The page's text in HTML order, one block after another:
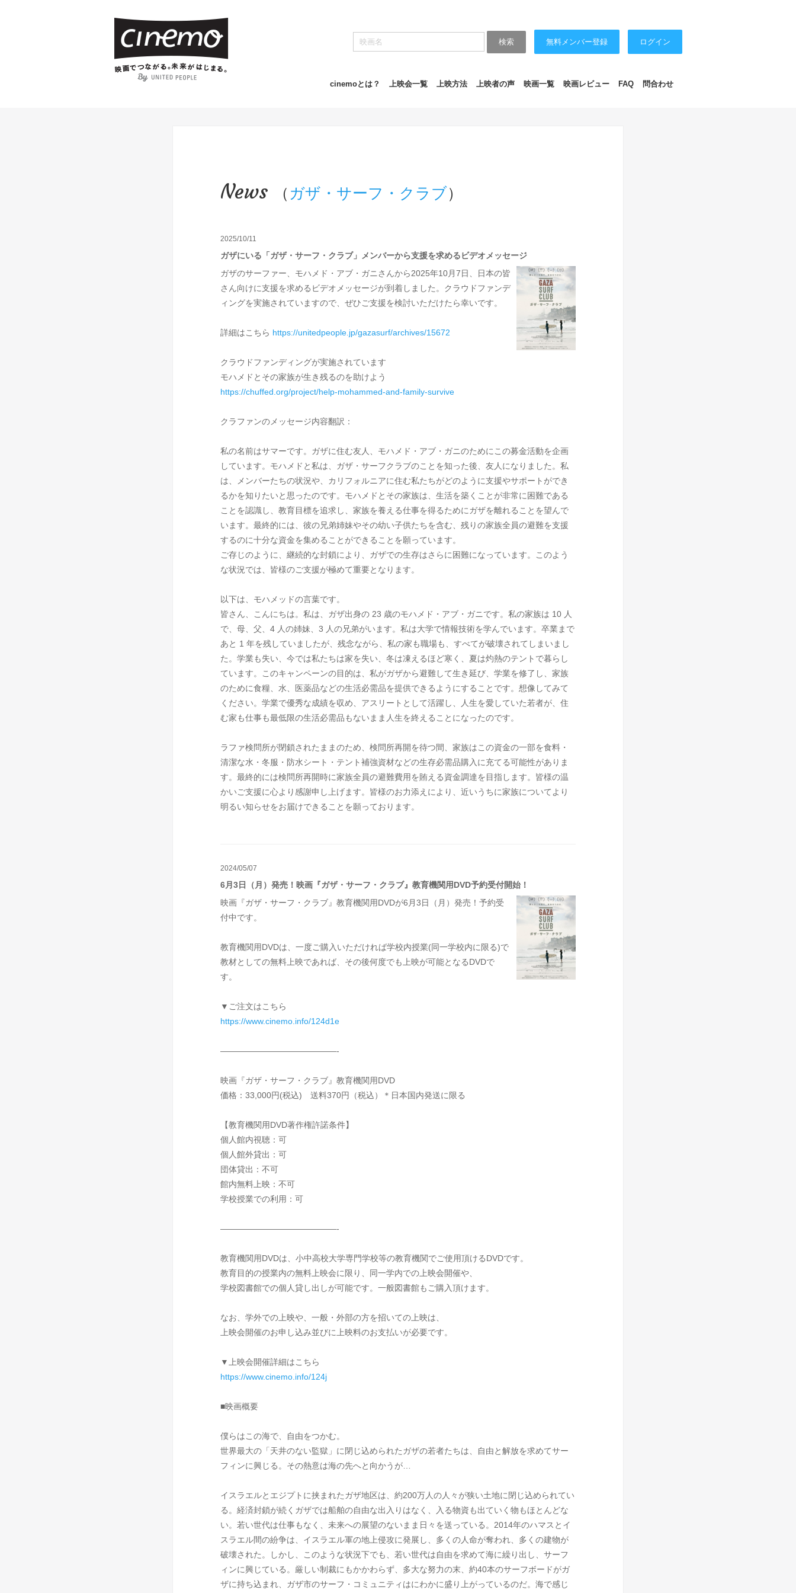
検索 無料メンバー登録 ログイン
cinemoとは？ 上映会一覧 上映方法 上映者の声 映画一覧 映画レビュー FAQ 問合わせ
News （ ガザ・サーフ・クラブ）
2025/10/11
ガザにいる「ガザ・サーフ・クラブ」メンバーから支援を求めるビデオメッセージ
ガザのサーファー、モハメド・アブ・ガニさんから2025年10月7日、日本の皆
さん向けに支援を求めるビデオメッセージが到着しました。クラウドファンデ
ィングを実施されていますので、ぜひご支援を検討いただけたら幸いです。
詳細はこちら https://unitedpeople.jp/gazasurf/archives/15672
クラウドファンディングが実施されています
モハメドとその家族が生き残るのを助けよう
https://chuffed.org/project/help-mohammed-and-family-survive
クラファンのメッセージ内容翻訳：
私の名前はサマーです。ガザに住む友人、モハメド・アブ・ガニのためにこの募金活動を企画
しています。モハメドと私は、ガザ・サーフクラブのことを知った後、友人になりました。私
は、メンバーたちの状況や、カリフォルニアに住む私たちがどのように支援やサポートができ
るかを知りたいと思ったのです。モハメドとその家族は、生活を築くことが非常に困難である
ことを認識し、教育目標を追求し、家族を養える仕事を得るためにガザを離れることを望んで
います。最終的には、彼の兄弟姉妹やその幼い子供たちを含む、残りの家族全員の避難を支援
するのに十分な資金を集めることができることを願っています。
ご存じのように、継続的な封鎖により、ガザでの生存はさらに困難になっています。このよう
な状況では、皆様のご支援が極めて重要となります。
以下は、モハメッドの言葉です。
皆さん、こんにちは。私は、ガザ出身の 23 歳のモハメド・アブ・ガニです。私の家族は 10 人
で、母、父、4 人の姉妹、3 人の兄弟がいます。私は大学で情報技術を学んでいます。卒業まで
あと 1 年を残していましたが、残念ながら、私の家も職場も、すべてが破壊されてしまいまし
た。学業も失い、今では私たちは家を失い、冬は凍えるほど寒く、夏は灼熱のテントで暮らし
ています。このキャンペーンの目的は、私がガザから避難して生き延び、学業を修了し、家族
のために食糧、水、医薬品などの生活必需品を提供できるようにすることです。想像してみて
ください。学業で優秀な成績を収め、アスリートとして活躍し、人生を愛していた若者が、住
む家も仕事も最低限の生活必需品もないまま人生を終えることになったのです。
ラファ検問所が閉鎖されたままのため、検問所再開を待つ間、家族はこの資金の一部を食料・
清潔な水・冬服・防水シート・テント補強資材などの生存必需品購入に充てる可能性がありま
す。最終的には検問所再開時に家族全員の避難費用を賄える資金調達を目指します。皆様の温
かいご支援に心より感謝申し上げます。皆様のお力添えにより、近いうちに家族についてより
明るい知らせをお届けできることを願っております。
2024/05/07
6月3日（月）発売！映画『ガザ・サーフ・クラブ』教育機関用DVD予約受付開始！
映画『ガザ・サーフ・クラブ』教育機関用DVDが6月3日（月）発売！予約受
付中です。
教育機関用DVDは、一度ご購入いただければ学校内授業(同一学校内に限る)で
教材としての無料上映であれば、その後何度でも上映が可能となるDVDで
す。
▼ご注文はこちら
https://www.cinemo.info/124d1e
——————————————-
映画『ガザ・サーフ・クラブ』教育機関用DVD
価格：33,000円(税込) 送料370円（税込）＊日本国内発送に限る
【教育機関用DVD著作権許諾条件】
個人館内視聴：可
個人館外貸出：可
団体貸出：不可
館内無料上映：不可
学校授業での利用：可
——————————————-
教育機関用DVDは、小中高校大学専門学校等の教育機関でご使用頂けるDVDです。
教育目的の授業内の無料上映会に限り、同一学内での上映会開催や、
学校図書館での個人貸し出しが可能です。一般図書館もご購入頂けます。
なお、学外での上映や、一般・外部の方を招いての上映は、
上映会開催のお申し込み並びに上映料のお支払いが必要です。
▼上映会開催詳細はこちら
https://www.cinemo.info/124j
■映画概要
僕らはこの海で、自由をつかむ。
世界最大の「天井のない監獄」に閉じ込められたガザの若者たちは、自由と解放を求めてサー
フィンに興じる。その熱意は海の先へと向かうが…
イスラエルとエジプトに挟まれたガザ地区は、約200万人の人々が狭い土地に閉じ込められてい
る。経済封鎖が続くガザでは船舶の自由な出入りはなく、入る物資も出ていく物もほとんどな
い。若い世代は仕事もなく、未来への展望のないまま日々を送っている。2014年のハマスとイ
スラエル間の紛争は、イスラエル軍の地上侵攻に発展し、多くの人命が奪われ、多くの建物が
破壊された。しかし、このような状況下でも、若い世代は自由を求めて海に繰り出し、サーフ
ィンに興じている。厳しい制裁にもかかわらず、多大な努力の末、約40本のサーフボードがガ
ザに持ち込まれ、ガザ市のサーフ・コミュニティはにわかに盛り上がっているのだ。海で感じ